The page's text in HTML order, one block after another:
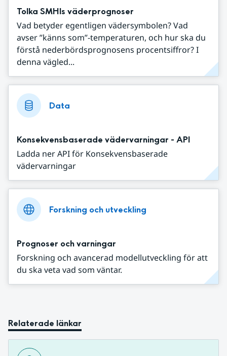
Tolka SMHIs väderprognoser
Vad betyder egentligen vädersymbolen? Vad
avser ”känns som”-temperaturen, och hur ska du
förstå nederbördsprognosens procentsiffror? I
denna vägled...
Data
Konsekvensbaserade vädervarningar - API
Ladda ner API för Konsekvensbaserade
vädervarningar
Forskning och utveckling
Prognoser och varningar
Forskning och avancerad modellutveckling för att
du ska veta vad som väntar.
Relaterade länkar